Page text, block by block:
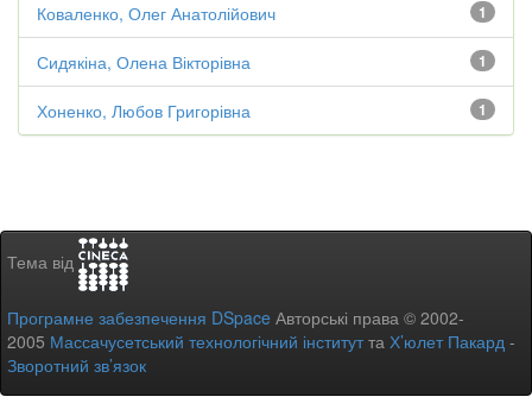
1
Коваленко, Олег Анатолійович
1
Сидякіна, Олена Вікторівна
1
Хоненко, Любов Григорівна
Тема від
Програмне забезпечення DSpace Авторські права © 2002-
2005 Массачусетський технологічний інститутта Х’юлет Пакард -
Зворотний зв’язок